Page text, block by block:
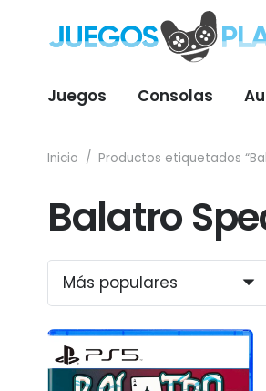
Juegos Consolas
Inicio / Productos etiquetados
Balatro